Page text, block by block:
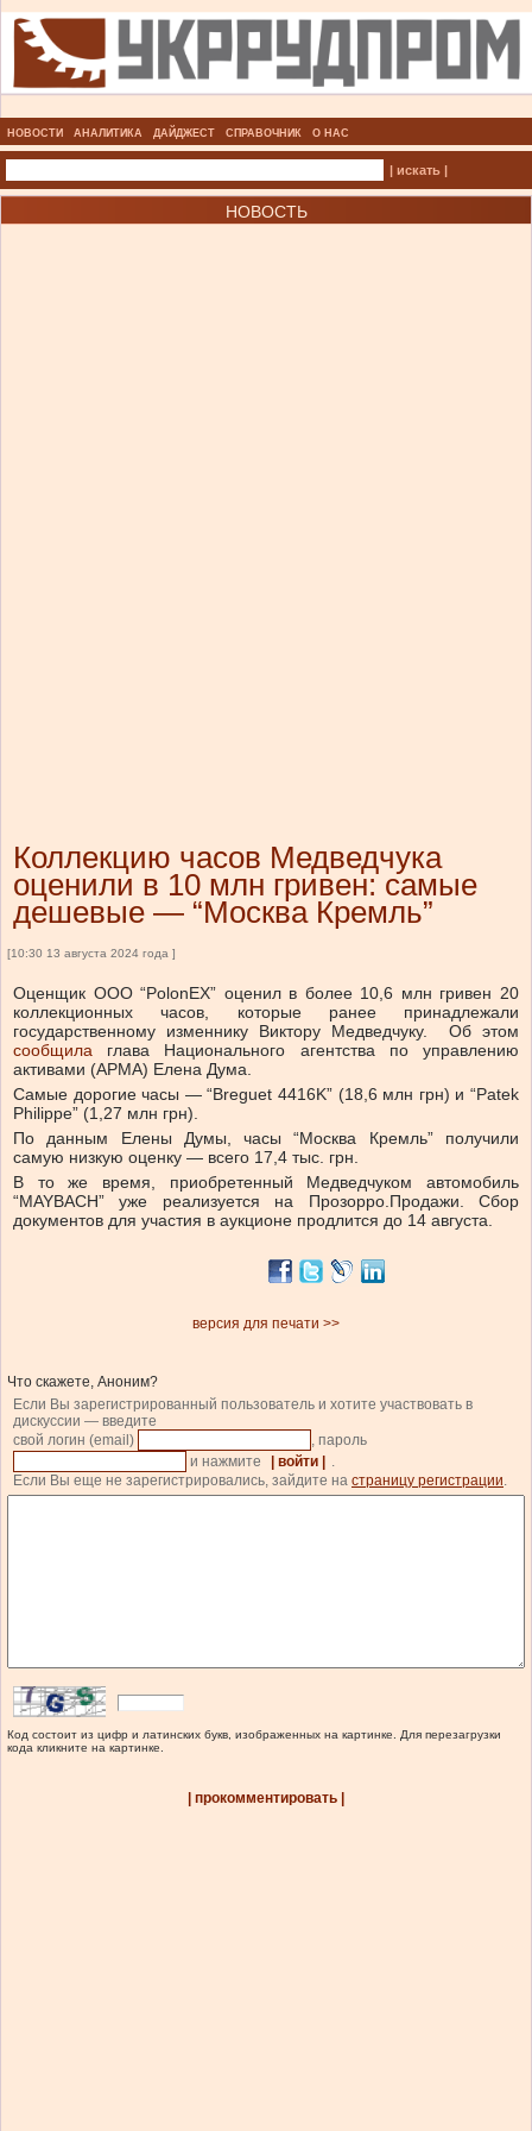
НОВОСТИ АНАЛИТИКА ДАЙДЖЕСТ СПРАВОЧНИК О НАС
| искать |
НОВОСТЬ
Коллекцию часов Медведчука
оценили в 10 млн гривен: самые
дешевые — “Москва Кремль”
[10:30 13 августа 2024 года ]
Оценщик ООО “PolonEX” оценил в более 10,6 млн гривен 20
коллекционных часов, которые ранее принадлежали
государственному изменнику Виктору Медведчуку. Об этом
сообщила глава Национального агентства по управлению
активами (АРМА) Елена Дума.
Самые дорогие часы — “Breguet 4416K” (18,6 млн грн) и “Patek
Philippe” (1,27 млн грн).
По данным Елены Думы, часы “Москва Кремль” получили
самую низкую оценку — всего 17,4 тыс. грн.
В то же время, приобретенный Медведчуком автомобиль
“MAYBACH” уже реализуется на Прозорро.Продажи. Сбор
документов для участия в аукционе продлится до 14 августа.
версия для печати >>
Что скажете, Аноним?
Если Вы зарегистрированный пользователь и хотите участвовать в
дискуссии — введите
свой логин (email)
, пароль
и нажмите
| войти |
.
Если Вы еще не зарегистрировались, зайдите на страницу регистрации.
Код состоит из цифр и латинских букв, изображенных на картинке. Для перезагрузки
кода кликните на картинке.
| прокомментировать |